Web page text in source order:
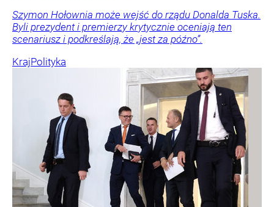
Szymon Hołownia może wejść do rządu Donalda Tuska.
Byli prezydent i premierzy krytycznie oceniają ten
scenariusz i podkreślają, że „jest za późno”.
KrajPolityka